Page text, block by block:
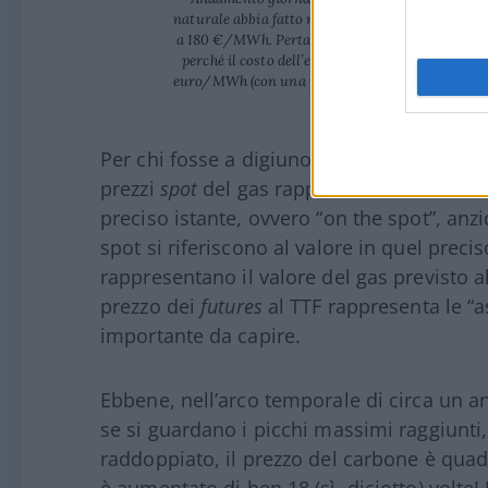
naturale abbia fatto registrare, a dicembre
a 180 €/MWh. Pertanto occorre investigare
perché il costo dell’elettricità sulla Borsa
euro/MWh (con una punta di 438 martedì 21
Per chi fosse a digiuno di nozioni in
prezzi spot del gas rappresentano il costo
preciso istante, ovvero “on the spot”,
spot si riferiscono al valore in quel
rappresentano il valore del gas previsto
prezzo dei futures al TTF rappresenta le
importante da capire.
Ebbene, nell’arco temporale di circa un
se si guardano i picchi massimi
raddoppiato, il prezzo del carbone è